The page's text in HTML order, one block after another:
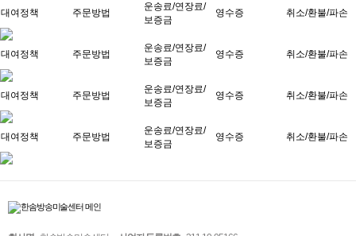
대여정책 주문방법
운송료/연장료/
보증금
영수증 취소/환불/파손
대여정책 주문방법
운송료/연장료/
보증금
영수증 취소/환불/파손
대여정책 주문방법
운송료/연장료/
보증금
영수증 취소/환불/파손
대여정책 주문방법
운송료/연장료/
보증금
영수증 취소/환불/파손